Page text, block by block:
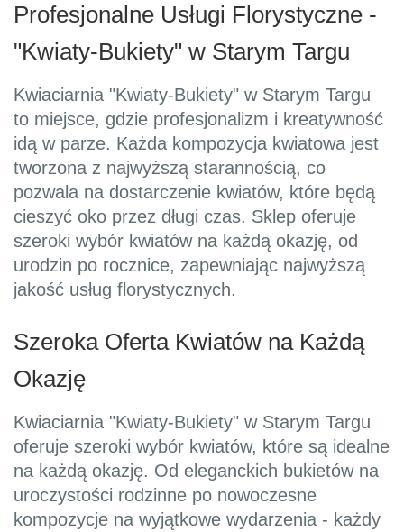
Profesjonalne Usługi Florystyczne -
"Kwiaty-Bukiety" w Starym Targu
Kwiaciarnia "Kwiaty-Bukiety" w Starym Targu
to miejsce, gdzie profesjonalizm i kreatywność
idą w parze. Każda kompozycja kwiatowa jest
tworzona z najwyższą starannością, co
pozwala na dostarczenie kwiatów, które będą
cieszyć oko przez długi czas. Sklep oferuje
szeroki wybór kwiatów na każdą okazję, od
urodzin po rocznice, zapewniając najwyższą
jakość usług florystycznych.
Szeroka Oferta Kwiatów na Każdą
Okazję
Kwiaciarnia "Kwiaty-Bukiety" w Starym Targu
oferuje szeroki wybór kwiatów, które są idealne
na każdą okazję. Od eleganckich bukietów na
uroczystości rodzinne po nowoczesne
kompozycje na wyjątkowe wydarzenia - każdy